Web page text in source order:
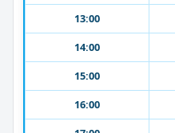
13:00
14:00
15:00
16:00